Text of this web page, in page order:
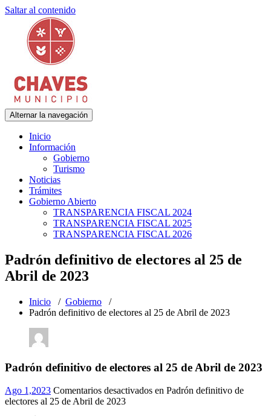
Saltar al contenido
Municipalidad de Adolfo Gonzales Chaves
Alternar la navegación
Inicio
Información
Gobierno
Turismo
Noticias
Trámites
Gobierno Abierto
TRANSPARENCIA FISCAL 2024
TRANSPARENCIA FISCAL 2025
TRANSPARENCIA FISCAL 2026
Padrón definitivo de electores al 25 de
Abril de 2023
Inicio / Gobierno /
Padrón definitivo de electores al 25 de Abril de 2023
Padrón definitivo de electores al 25 de Abril de 2023
Ago 1,2023 Comentarios desactivados en Padrón definitivo de
electores al 25 de Abril de 2023